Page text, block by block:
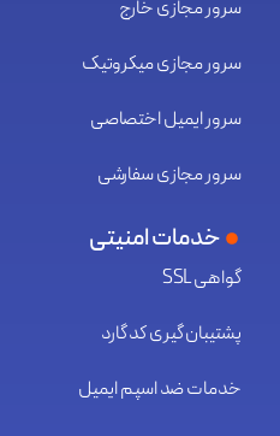
سرور مجازی خارج
سرور مجازی میکروتیک
سرور ایمیل اختصاصی
سرور مجازی سفارشی
خدمات امنیتی
گواهی SSL
پشتیبان گیری کد گارد
خدمات ضد اسپم ایمیل